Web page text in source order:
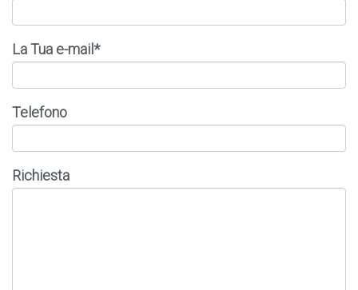
La Tua e-mail*
Telefono
Richiesta